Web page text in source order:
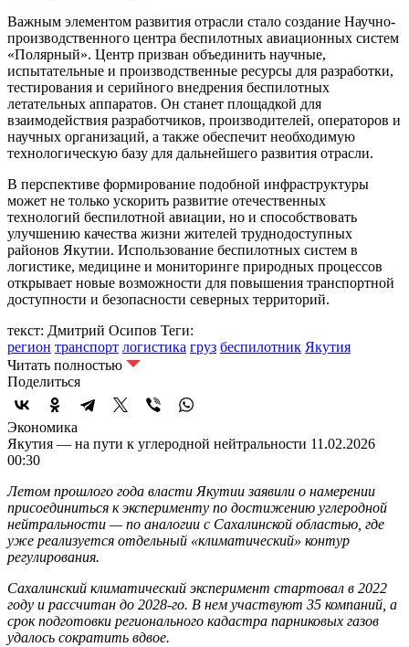
Важным элементом развития отрасли стало создание Научно-
производственного центра беспилотных авиационных систем
«Полярный». Центр призван объединить научные,
испытательные и производственные ресурсы для разработки,
тестирования и серийного внедрения беспилотных
летательных аппаратов. Он станет площадкой для
взаимодействия разработчиков, производителей, операторов и
научных организаций, а также обеспечит необходимую
технологическую базу для дальнейшего развития отрасли.
В перспективе формирование подобной инфраструктуры
может не только ускорить развитие отечественных
технологий беспилотной авиации, но и способствовать
улучшению качества жизни жителей труднодоступных
районов Якутии. Использование беспилотных систем в
логистике, медицине и мониторинге природных процессов
открывает новые возможности для повышения транспортной
доступности и безопасности северных территорий.
текст: Дмитрий Осипов Теги:
регион транспорт логистика груз беспилотник Якутия
Читать полностью
Поделиться
Экономика
Якутия — на пути к углеродной нейтральности 11.02.2026
00:30
Летом прошлого года власти Якутии заявили о намерении
присоединиться к эксперименту по достижению углеродной
нейтральности — по аналогии с Сахалинской областью, где
уже реализуется отдельный «климатический» контур
регулирования.
Сахалинский климатический эксперимент стартовал в 2022
году и рассчитан до 2028-го. В нем участвуют 35 компаний, а
срок подготовки регионального кадастра парниковых газов
удалось сократить вдвое.